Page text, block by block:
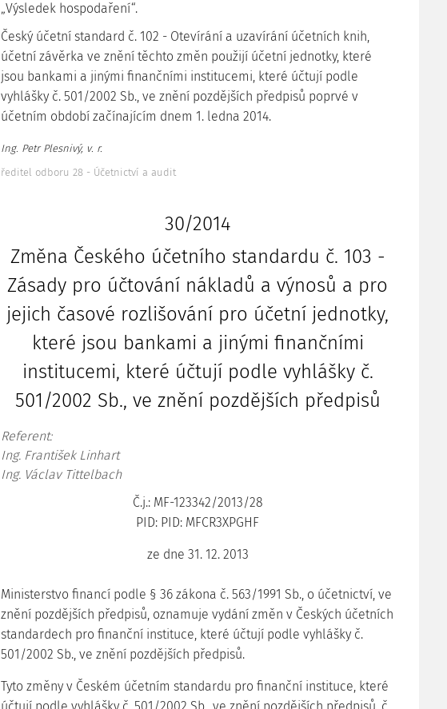
„Výsledek hospodaření“.
Český účetní standard č. 102 - Otevírání a uzavírání účetních knih,
účetní závěrka ve znění těchto změn použijí účetní jednotky, které
jsou bankami a jinými finančními institucemi, které účtují podle
vyhlášky č. 501/2002 Sb., ve znění pozdějších předpisů poprvé v
účetním období začínajícím dnem 1. ledna 2014.
Ing. Petr Plesnivý, v. r.
ředitel odboru 28 - Účetnictví a audit
30/2014
Změna Českého účetního standardu č. 103 -
Zásady pro účtování nákladů a výnosů a pro
jejich časové rozlišování pro účetní jednotky,
které jsou bankami a jinými finančními
institucemi, které účtují podle vyhlášky č.
501/2002 Sb., ve znění pozdějších předpisů
Referent:
Ing. František Linhart
Ing. Václav Tittelbach
Č.j.: MF-123342/2013/28
PID: PID: MFCR3XPGHF
ze dne 31. 12. 2013
Ministerstvo financí podle § 36 zákona č. 563/1991 Sb., o účetnictví, ve
znění pozdějších předpisů, oznamuje vydání změn v Českých účetních
standardech pro finanční instituce, které účtují podle vyhlášky č.
501/2002 Sb., ve znění pozdějších předpisů.
Tyto změny v Českém účetním standardu pro finanční instituce, které